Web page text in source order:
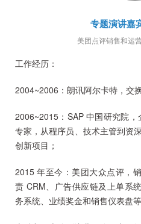
专题演讲嘉
美团点评销售和运
工作经历：
2004~2006：朗讯阿尔卡特，交
2006~2015：SAP 中国研究院
专家，从程序员、技术主管到资
创新项目；
2015 年至今：美团大众点评，
责 CRM、广告供应链及上单系
务系统、业绩奖金和销售仪表盘等